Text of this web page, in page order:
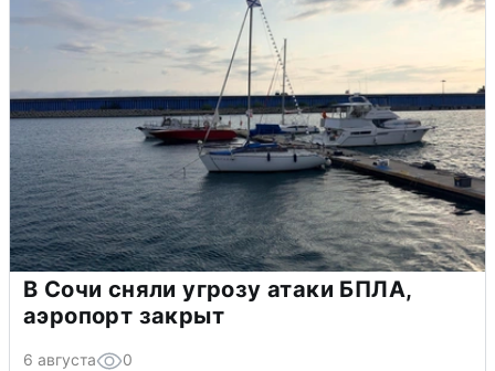
В Сочи сняли угрозу атаки БПЛА,
аэропорт закрыт
6 августа 0